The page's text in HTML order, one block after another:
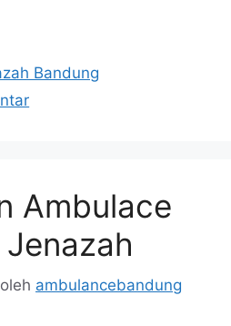
Bandung
Ambulace
oleh ambulancebandung